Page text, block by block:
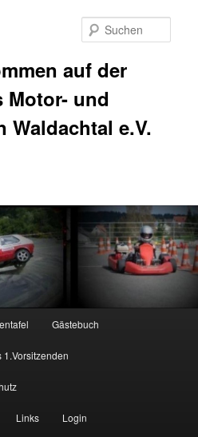
auf der
Motor- und
Waldachtal e.V.
Gästebuch
1.Vorsitzenden
Links Login